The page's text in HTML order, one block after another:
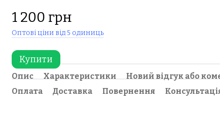
1 200 грн
Оптові ціни від 5 одиниць
Купити
Опис Характеристики
Новий відгук або
Оплата
Доставка Повернення